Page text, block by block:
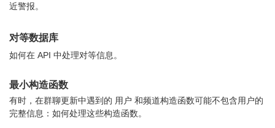
近警报。
对等数据库
如何在 API 中处理对等信息。
最小构造函数
有时，在群聊更新中遇到的 用户 和频道构造函数可能不包含用户的
完整信息：如何处理这些构造函数。